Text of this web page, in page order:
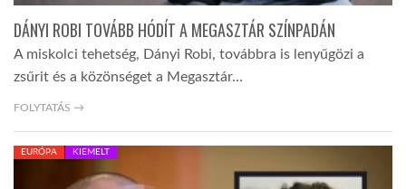
DÁNYI ROBI TOVÁBB HÓDÍT A MEGASZTÁR SZÍNPADÁN
A miskolci tehetség, Dányi Robi, továbbra is lenyűgözi a
zsűrit és a közönséget a Megasztár…
FOLYTATÁS →
EURÓPA KIEMELT